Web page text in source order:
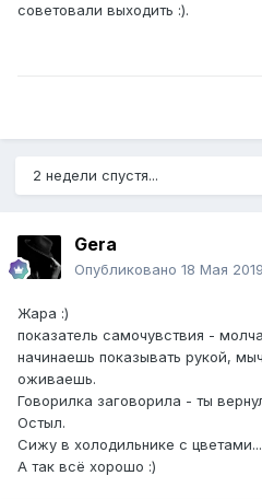
советовали выходить :).
2 недели спустя...
Gera
Опубликовано 18 Мая 2019
Жара :)
показатель самочувствия -
начинаешь показывать рукой,
оживаешь.
Говорилка заговорила - ты
Остыл.
Сижу в холодильнике с
А так всё хорошо :)